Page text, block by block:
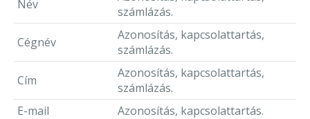
Név
számlázás.
Cégnév
Azonosítás, kapcsolattartás,
számlázás.
Cím
Azonosítás, kapcsolattartás,
számlázás.
E-mail
Azonosítás, kapcsolattartás.